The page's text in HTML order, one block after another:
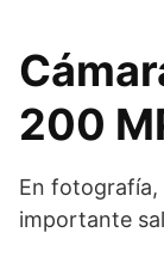
200
En fotografía,
importante